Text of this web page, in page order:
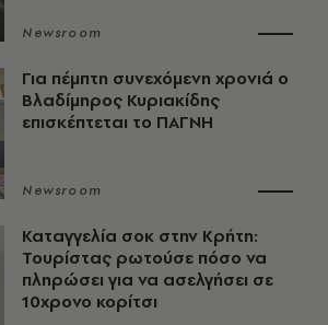
Newsroom
Για πέμπτη συνεχόμενη χρονιά ο
Βλαδίμηρος Κυριακίδης
επισκέπτεται το ΠΑΓΝΗ
Newsroom
Καταγγελία σοκ στην Κρήτη:
Τουρίστας ρωτούσε πόσο να
πληρώσει για να ασελγήσει σε
10χρονο κορίτσι